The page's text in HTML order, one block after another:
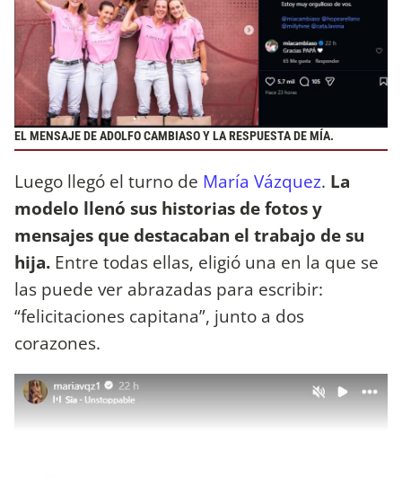
EL MENSAJE DE ADOLFO CAMBIASO Y LA RESPUESTA DE MÍA.
Luego llegó el turno de María Vázquez. La
modelo llenó sus historias de fotos y
mensajes que destacaban el trabajo de su
hija. Entre todas ellas, eligió una en la que se
las puede ver abrazadas para escribir:
“felicitaciones capitana”, junto a dos
corazones.